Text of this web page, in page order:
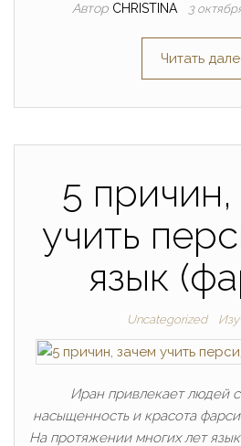
Автор CHRISTINA 3
Читать
5 причин,
учить
язык
Uncategorized
Иран привлекает людей
насыщенность и красота
На протяжении многих лет